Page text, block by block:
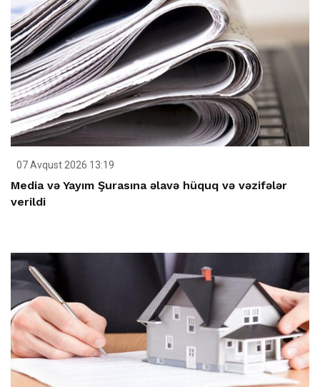
07 Avqust 2026 13:19
Media və Yayım Şurasına əlavə hüquq və vəzifələr
verildi